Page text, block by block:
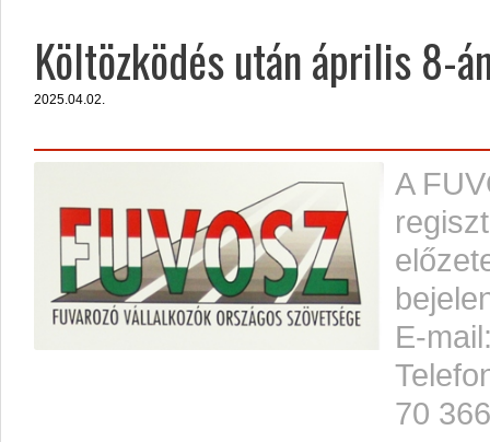
Költözködés után április 8-
2025.04.02.
A
E-
70